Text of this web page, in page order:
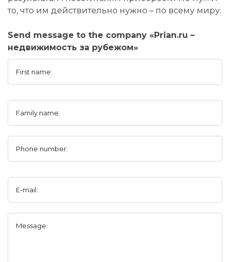
то, что им действительно нужно – по всему миру.
Send message to the company «Prian.ru –
недвижимость за рубежом»
First name:
Family name:
Phone number:
E-mail:
Message: